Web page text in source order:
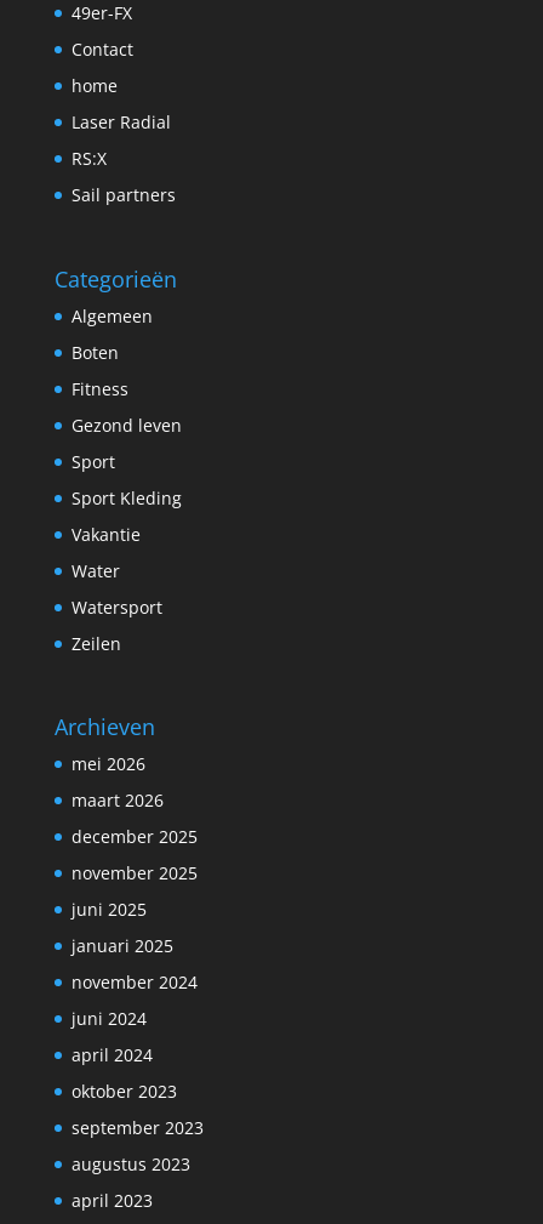
49er-FX
Contact
home
Laser Radial
RS:X
Sail partners
Categorieën
Algemeen
Boten
Fitness
Gezond leven
Sport
Sport Kleding
Vakantie
Water
Watersport
Zeilen
Archieven
mei 2026
maart 2026
december 2025
november 2025
juni 2025
januari 2025
november 2024
juni 2024
april 2024
oktober 2023
september 2023
augustus 2023
april 2023